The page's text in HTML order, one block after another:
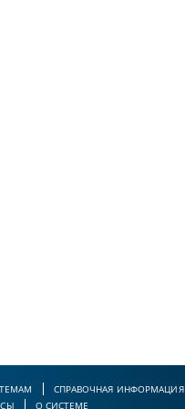
СПРАВОЧНАЯ ИНФОРМАЦИЯ
О СИСТЕМЕ